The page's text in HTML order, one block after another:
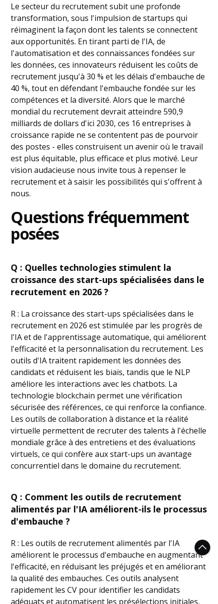
Le secteur du recrutement subit une profonde
transformation, sous l'impulsion de startups qui
réimaginent la façon dont les talents se connectent
aux opportunités. En tirant parti de l'IA, de
l'automatisation et des connaissances fondées sur
les données, ces innovateurs réduisent les coûts de
recrutement jusqu'à 30 % et les délais d'embauche de
40 %, tout en défendant l'embauche fondée sur les
compétences et la diversité. Alors que le marché
mondial du recrutement devrait atteindre 590,9
milliards de dollars d'ici 2030, ces 16 entreprises à
croissance rapide ne se contentent pas de pourvoir
des postes - elles construisent un avenir où le travail
est plus équitable, plus efficace et plus motivé. Leur
vision audacieuse nous invite tous à repenser le
recrutement et à saisir les possibilités qui s'offrent à
nous.
Questions fréquemment
posées
Q : Quelles technologies stimulent la
croissance des start-ups spécialisées dans le
recrutement en 2026 ?
R : La croissance des start-ups spécialisées dans le
recrutement en 2026 est stimulée par les progrès de
l'IA et de l'apprentissage automatique, qui améliorent
l'efficacité et la personnalisation du recrutement. Les
outils d'IA traitent rapidement les données des
candidats et réduisent les biais, tandis que le NLP
améliore les interactions avec les chatbots. La
technologie blockchain permet une vérification
sécurisée des références, ce qui renforce la confiance.
Les outils de collaboration à distance et la réalité
virtuelle permettent de recruter des talents à l'échelle
mondiale grâce à des entretiens et des évaluations
virtuels, ce qui confère aux start-ups un avantage
concurrentiel dans le domaine du recrutement.
Q : Comment les outils de recrutement
alimentés par l'IA améliorent-ils le processus
d'embauche ?
R : Les outils de recrutement alimentés par l'IA
améliorent le processus d'embauche en augmentant
l'efficacité, en réduisant les préjugés et en améliorant
la qualité des embauches. Ces outils analysent
rapidement les CV pour identifier les candidats
adéquats et automatisent les présélections initiales,